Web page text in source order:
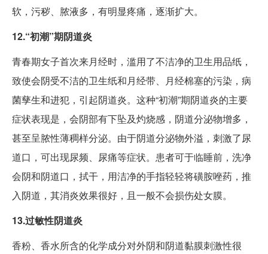
软，污秽、脓液多，有明显疼痛，逐渐扩大。
12.“初潮”期阴道炎
青春期女子首次来月经时，滥用了不洁净的卫生用品纸，
致使会阴受不洁的卫生纸和月经带、月经棉塞的污染，病
菌孳生和进犯，引起阴道炎。这种“初潮”期阴道炎的主要
症状表现是，会阴部有下坠及灼烧感，阴道分泌物增多，
甚至呈脓性薄稠样分泌。由于阴道分泌物外溢，刺激了尿
道口，可出现尿频、尿痛等症状。患者可于临睡前，洗净
会阴和阴道口，拭干，用洁净的手指轻轻将磺胺唑药，推
入阴道，其消炎效果很好，且一般不会损伤处女膜。
13.过敏性阴道炎
香粉、香水所含的化学成分对外阴和阴道黏膜刺激性很